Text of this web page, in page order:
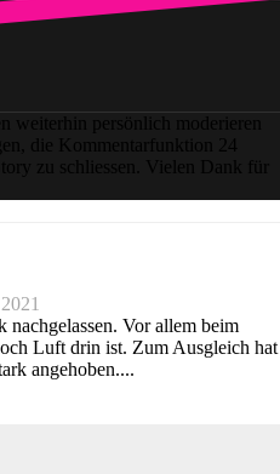
persönlich moderieren
die Kommentarfunktion 24
zu schliessen. Vielen Dank für
nachgelassen. Vor allem beim
Luft drin ist. Zum Ausgleich hat
angehoben....